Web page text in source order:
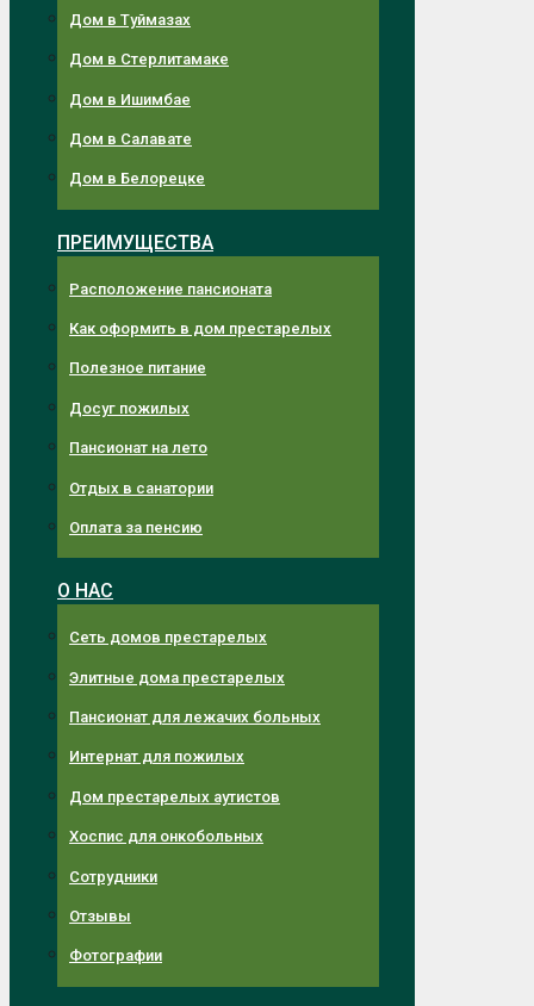
Дом в Туймазах
Дом в Стерлитамаке
Дом в Ишимбае
Дом в Салавате
Дом в Белорецке
ПРЕИМУЩЕСТВА
Расположение пансионата
Как оформить в дом престарелых
Полезное питание
Досуг пожилых
Пансионат на лето
Отдых в санатории
Оплата за пенсию
О НАС
Сеть домов престарелых
Элитные дома престарелых
Пансионат для лежачих больных
Интернат для пожилых
Дом престарелых аутистов
Хоспис для онкобольных
Сотрудники
Отзывы
Фотографии